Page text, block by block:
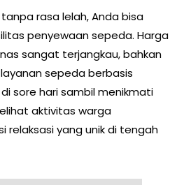
rasa lelah, Anda bisa
penyewaan sepeda. Harga
sangat terjangkau, bahkan
sepeda berbasis
sore hari sambil menikmati
aktivitas warga
relaksasi yang unik di tengah